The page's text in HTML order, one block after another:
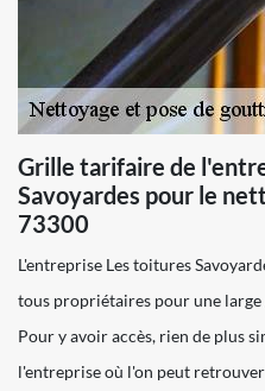
Grille tarifaire de
Savoyardes pour le
73300
L'entreprise Les toitures
tous propriétaires pour une
Pour y avoir accès, rien de plus
l'entreprise où l'on peut